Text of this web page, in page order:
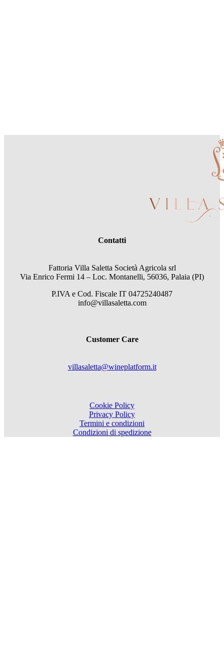
Contatti
Fattoria Villa Saletta Società Agricola srl
Via Enrico Fermi 14 – Loc. Montanelli, 56036, Palaia (PI)
P.IVA e Cod. Fiscale IT 04725240487
info@villasaletta.com
Customer Care
villasaletta@wineplatform.it
Cookie Policy
Privacy Policy
Termini e condizioni
Condizioni di spedizione